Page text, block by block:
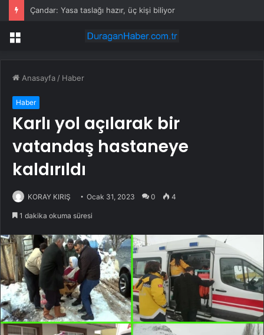
Çandar: Yasa taslağı hazır, üç kişi biliyor
Menü
Anasayfa / Haber
Haber
Karlı yol açılarak bir
vatandaş hastaneye
kaldırıldı
KORAY KIRIŞ Ocak 31, 2023 0 4
1 dakika okuma süresi